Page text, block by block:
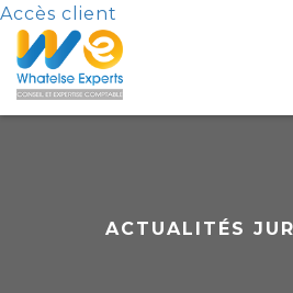
Accès client
ACTUALITÉS